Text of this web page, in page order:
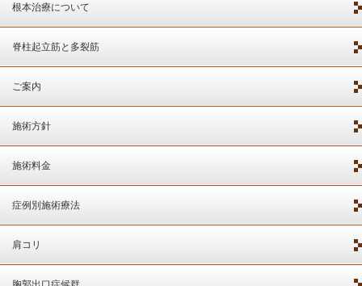
根本治療について
脊柱起立筋と多裂筋
ご案内
施術方針
施術料金
症例別施術療法
肩コリ